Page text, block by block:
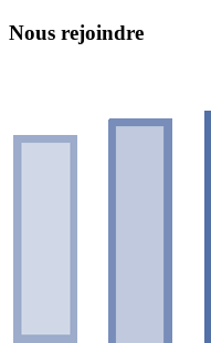
Nous rejoindre